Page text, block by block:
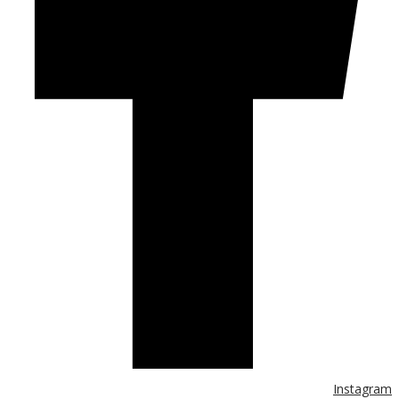
Instagram